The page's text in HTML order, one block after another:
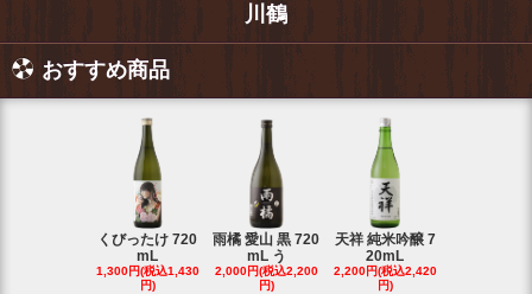
川鶴
おすすめ商品
くびったけ 720
mL
1,300円(税込1,430
円)
雨橘 愛山 黒 720
mL う
2,000円(税込2,200
円)
天祥 純米吟醸 7
20mL
2,200円(税込2,420
円)